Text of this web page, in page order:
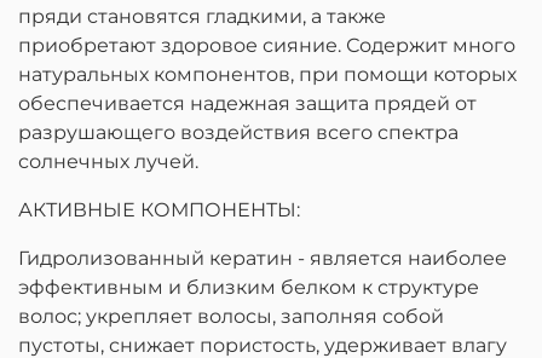
пряди становятся гладкими, а также
приобретают здоровое сияние. Содержит много
натуральных компонентов, при помощи которых
обеспечивается надежная защита прядей от
разрушающего воздействия всего спектра
солнечных лучей.
АКТИВНЫЕ КОМПОНЕНТЫ:
Гидролизованный кератин - является наиболее
эффективным и близким белком к структуре
волос; укрепляет волосы, заполняя собой
пустоты, снижает пористость, удерживает влагу